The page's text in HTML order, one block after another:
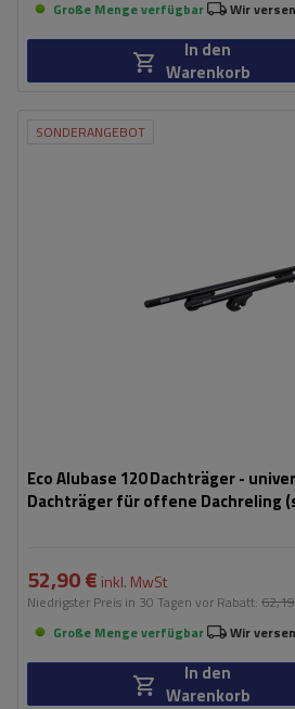
Große Menge verfügbar Wir
In den
Warenkorb
SONDERANGEBOT
Eco Alubase 120 Dachträger -
Dachträger für offene Dachreling
52,90 € inkl. MwSt
Niedrigster Preis in 30 Tagen vor Rabatt:
Große Menge verfügbar
Wir
In den
Warenkorb